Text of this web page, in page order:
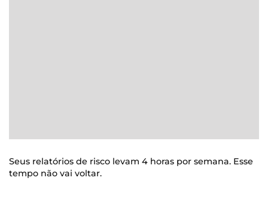
Seus relatórios de risco levam 4 horas por semana. Esse
tempo não vai voltar.